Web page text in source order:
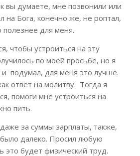
вы думаете, мне позвонили или
на Бога, конечно же, не роптал,
полезнее для меня.
чтобы устроиться на эту
по моей просьбе, но я
и подумал, для меня это лучше.
ответ на молитву. Тогда я
помоги мне устроиться на
пить.
за суммы зарплаты, также,
далеко. Просил любую
это будет физический труд.